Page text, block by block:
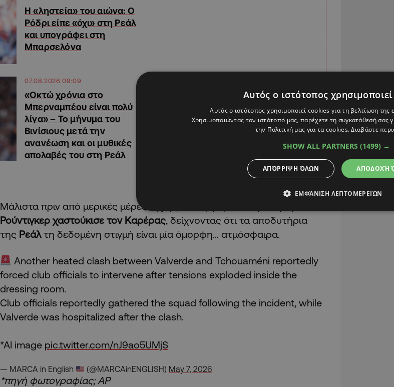
Η «ληστεία» του αιώνα: Ο
Ρόδρι είπε «όχι» στη Ρεάλ
και υπογράφει στη
Μπαρσελόνα
07.08.2026 09:09
«Οκτώ χρόνια στο
Μπερναμπέου είναι πολύ
λίγα» – Το μήνυμα του
Βινίσιους μετά την
ανανέωση και οι μυθικές
απολαβές του στη Ρεάλ
Μάλιστα πριν από μερικές μέρες είχε βγει στη φόρα και η είδηση ότι
Ρούντιγκερ χαστούκισε τον Καρέρας, δείχνοντας ότι τα αποδυτήρια
της Ρεάλτη δεδομένη στιγμή είναι μία όμορφη… ατμόσφαιρα.
Another heated clash between Valverde and Tchouaméni reportedly
forced club officials to intervene after tensions exploded inside the
dressing room.
Club officials reportedly gathered the squad following the incident, while
Valverde was hospitalized after the clash.
*AI image pic.twitter.com/nJ9ao5UMjS
— MARCA in English (@MARCAinENGLISH) May 7, 2026
*πηγή φωτογραφίας; AP
Αυτός ο ιστότοπος
Αυτός ο ιστότοπος χρησιμοποιεί cookies για τη βελτίωση της
Χρησιμοποιώντας τον ιστότοπό μας, παρέχετε τη συγκατάθεσή σας
την Πολιτική μας για τα cookies.Διαβάστε
SHOW ALL PARTNERS (1499) →
ΑΠΟΔΟΧΉ
ΑΠΌΡΡΙΨΗ ΌΛΩΝ
ΕΜΦΆΝΙΣΗ ΛΕΠΤΟΜΕΡΕΙΏΝ